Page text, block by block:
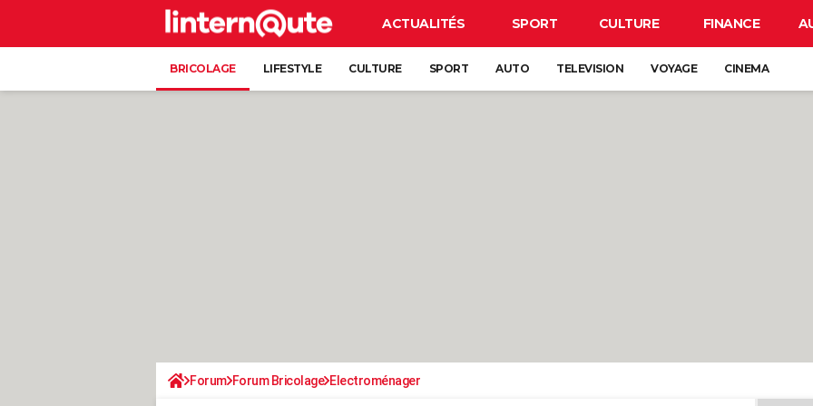
ACTUALITÉS SPORT CULTURE FINANCE
BRICOLAGE LIFESTYLE CULTURE SPORT AUTO TELEVISION VOYAGE CINEMA
Forum Forum Bricolage Electroménager